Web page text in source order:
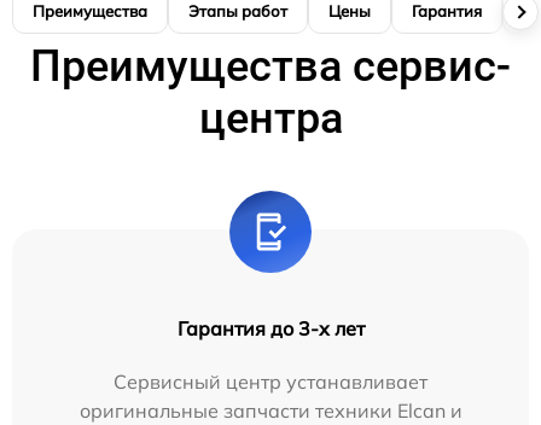
Преимущества Этапы работ Цены Гарантия
Преимущества сервис-
центра
Гарантия до 3-х лет
Сервисный центр устанавливает
оригинальные запчасти техники Elcan и